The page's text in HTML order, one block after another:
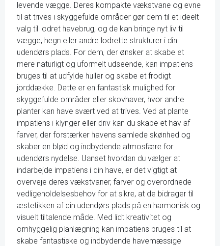
levende vægge. Deres kompakte vækstvane og evne
til at trives i skyggefulde områder gør dem til et ideelt
valg til lodret havebrug, og de kan bringe nyt liv til
vægge, hegn eller andre lodrette strukturer i din
udendørs plads. For dem, der ønsker at skabe et
mere naturligt og uformelt udseende, kan impatiens
bruges til at udfylde huller og skabe et frodigt
jorddække. Dette er en fantastisk mulighed for
skyggefulde områder eller skovhaver, hvor andre
planter kan have svært ved at trives. Ved at plante
impatiens i klynger eller driv kan du skabe et hav af
farver, der forstærker havens samlede skønhed og
skaber en blød og indbydende atmosfære for
udendørs nydelse. Uanset hvordan du vælger at
indarbejde impatiens i din have, er det vigtigt at
overveje deres vækstvaner, farver og overordnede
vedligeholdelsesbehov for at sikre, at de bidrager til
æstetikken af din udendørs plads på en harmonisk og
visuelt tiltalende måde. Med lidt kreativitet og
omhyggelig planlægning kan impatiens bruges til at
skabe fantastiske og indbydende havemæssige